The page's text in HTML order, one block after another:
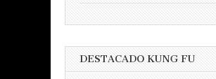
DESTACADO KUNG FU